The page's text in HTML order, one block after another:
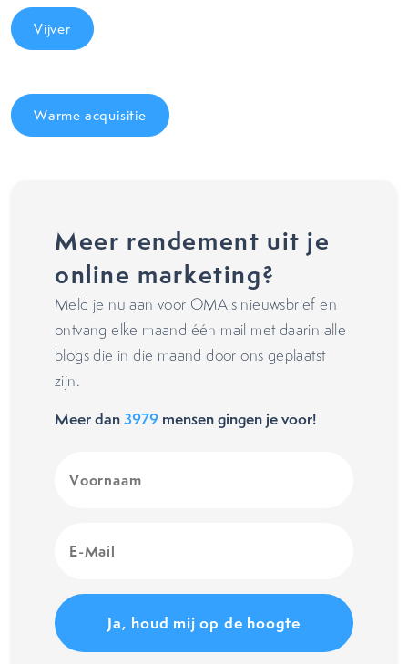
Vijver
Warme acquisitie
Meer rendement uit je
online marketing?
Meld je nu aan voor OMA's nieuwsbrief en
ontvang elke maand één mail met daarin alle
blogs die in die maand door ons geplaatst
zijn.
Meer dan3979 mensen gingen je voor!
(Vereist)
Mail